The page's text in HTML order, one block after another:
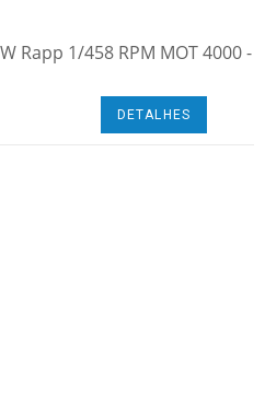
Rapp 1/458 RPM MOT 4000 -
DETALHES